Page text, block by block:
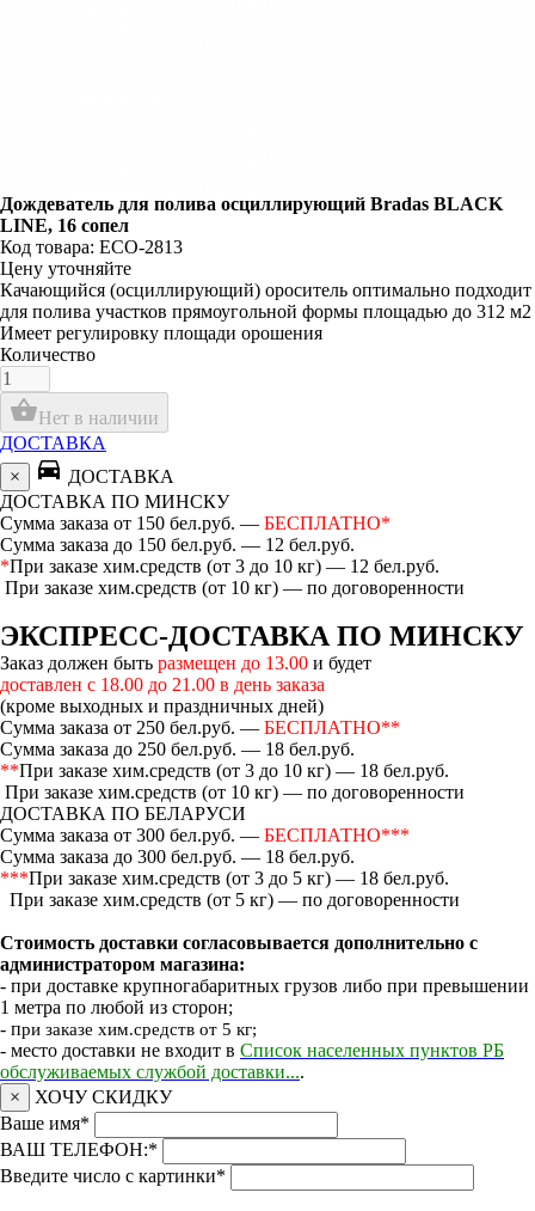
Дождеватель для полива осциллирующий Bradas BLACK
LINE, 16 сопел
Код товара: ECO-2813
Цену уточняйте
Качающийся (осциллирующий) ороситель оптимально подходит
для полива участков прямоугольной формы площадью до 312 м2
Имеет регулировку площади орошения
Количество
shopping_basketНет в наличии
ДОСТАВКА
×
directions_car ДОСТАВКА
ДОСТАВКА ПО МИНСКУ
Сумма заказа от 150 бел.руб. — БЕСПЛАТНО*
Сумма заказа до 150 бел.руб. — 12 бел.руб.
*При заказе хим.средств (от 3 до 10 кг) — 12 бел.руб.
При заказе хим.средств (от 10 кг) — по договоренности
ЭКСПРЕСС-ДОСТАВКА ПО МИНСКУ
Заказ должен быть размещен до 13.00 и будет
доставлен с 18.00 до 21.00 в день заказа
(кроме выходных и праздничных дней)
Сумма заказа от 250 бел.руб. — БЕСПЛАТНО**
Сумма заказа до 250 бел.руб. — 18 бел.руб.
**При заказе хим.средств (от 3 до 10 кг) — 18 бел.руб.
При заказе хим.средств (от 10 кг) — по договоренности
ДОСТАВКА ПО БЕЛАРУСИ
Сумма заказа от 300 бел.руб. — БЕСПЛАТНО***
Сумма заказа до 300 бел.руб. — 18 бел.руб.
***При заказе хим.средств (от 3 до 5 кг) — 18 бел.руб.
При заказе хим.средств (от 5 кг) — по договоренности
Стоимость доставки согласовывается дополнительно с
администратором магазина:
- при доставке крупногабаритных грузов либо при превышении
1 метра по любой из сторон;
- при заказе хим.средств от 5 кг;
- место доставки не входит в Список населенных пунктов РБ
обслуживаемых службой доставки....
×
ХОЧУ СКИДКУ
Ваше имя*
ВАШ ТЕЛЕФОН:*
Введите число с картинки*